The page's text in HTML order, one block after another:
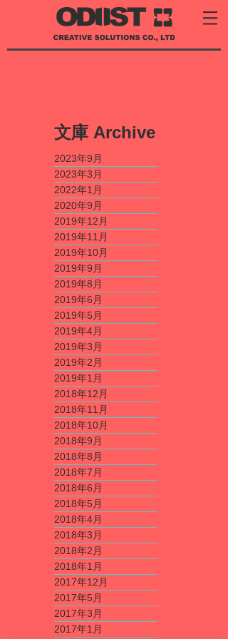
​文庫 Archive
2023年9月
2023年3月
2022年1月
2020年9月
2019年12月
2019年11月
2019年10月
2019年9月
2019年8月
2019年6月
2019年5月
2019年4月
2019年3月
2019年2月
2019年1月
2018年12月
2018年11月
2018年10月
2018年9月
2018年8月
2018年7月
2018年6月
2018年5月
2018年4月
2018年3月
2018年2月
2018年1月
2017年12月
2017年5月
2017年3月
2017年1月